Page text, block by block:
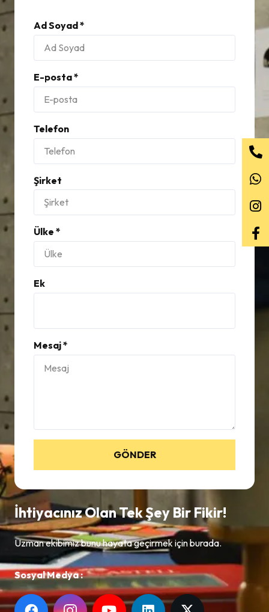
Ad Soyad *
E-posta *
Telefon
Şirket
Ülke *
Ek
Mesaj *
GÖNDER
İhtiyacınız Olan Tek Şey Bir Fikir!
Uzman ekibimiz bunu hayata geçirmek için burada.
Sosyal Medya :